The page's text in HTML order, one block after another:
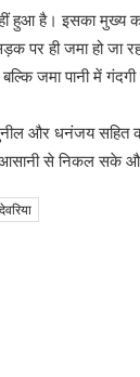
हुआ है। इसका मुख्य
ही जमा हो जा
जमा पानी में
और धनंजय सहित
आसानी से निकल सके